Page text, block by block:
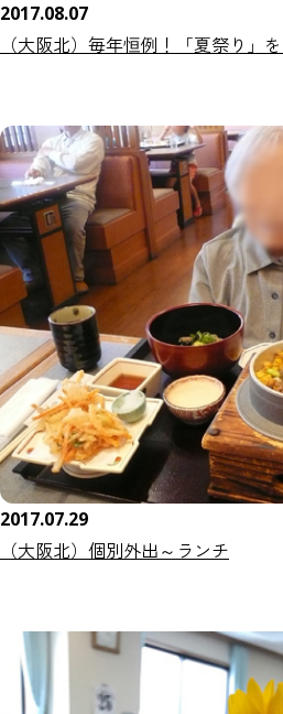
2017.08.07
（大阪北）毎年恒例！「夏祭り」
2017.07.29
（大阪北）個別外出～ランチ